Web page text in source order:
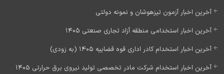
آخرین اخبار آزمون تیزهوشان و نمونه دولتی
آخرین اخبار استخدامی منطقه آزاد تجاری صنعتی 1405
آخرین اخبار استخدام کادر اداری قوه قضاییه 1405 (به زودی)
آخرین اخبار استخدام شرکت مادر تخصصی تولید نیروی برق حرارتی 1405